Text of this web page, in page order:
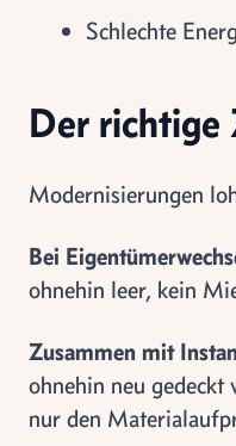
Schlechte
Der
Modernisierungen
Bei
ohnehin leer, kein
Zusammen mit
ohnehin neu
nur den